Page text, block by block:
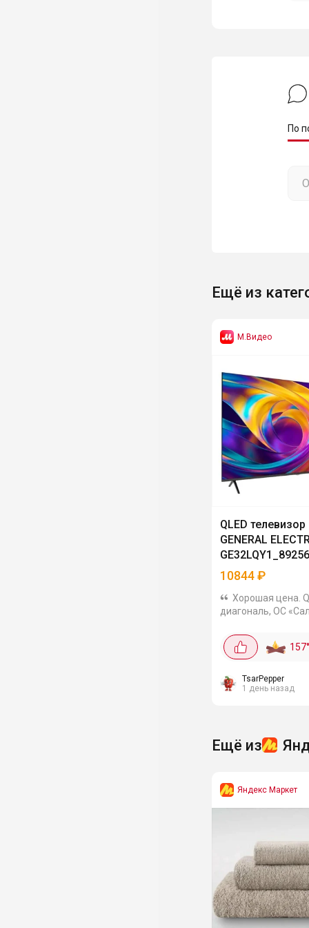
По
Ещё из
М.Видео
QLED телевизор
GENERAL
GE32LQY1_89256
10844₽
Хорошая цена.
диагональ, ОС
управлением.
динамики 2×10 Вт
два USB и
157°
TsarPepper
1 день назад
Ещё из
Яндекс Маркет